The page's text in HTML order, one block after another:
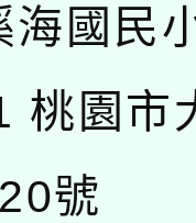
海國民
桃園市
號